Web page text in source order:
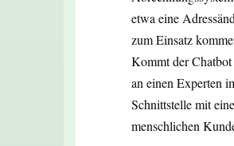
etwa eine
zum Einsatz
Kommt der
an einen Experten
Schnittstelle mit
menschlichen